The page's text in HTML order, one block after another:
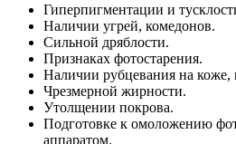
Гиперпигментации и
Наличии угрей, комедонов.
Сильной дряблости.
Признаках фотостарения.
Наличии рубцевания на коже,
Чрезмерной жирности.
Утолщении покрова.
Подготовке к омоложению
аппаратом.